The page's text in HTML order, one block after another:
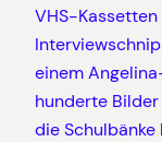
VHS-
einem
hunderte
die